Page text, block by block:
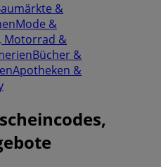
&
Mode &
Motorrad &
Bücher &
Apotheken &